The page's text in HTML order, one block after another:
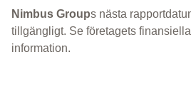
Nimbus Groups nästa
tillgängligt. Se företagets
information.